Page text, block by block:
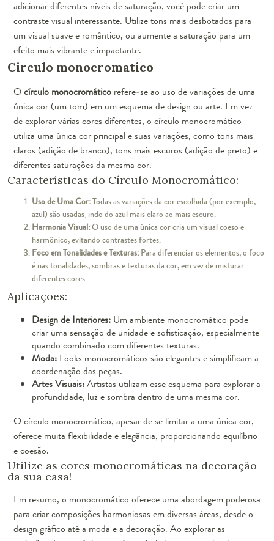
adicionar diferentes níveis de saturação, você pode criar um
contraste visual interessante. Utilize tons mais desbotados para
um visual suave e romântico, ou aumente a saturação para um
efeito mais vibrante e impactante.
Circulo monocromatico
Ocírculo monocromático refere-se ao uso de variações de uma
única cor (um tom) em um esquema de design ou arte. Em vez
de explorar várias cores diferentes, o círculo monocromático
utiliza uma única cor principal e suas variações, como tons mais
claros (adição de branco), tons mais escuros (adição de preto) e
diferentes saturações da mesma cor.
Características do Círculo Monocromático:
Uso de Uma Cor:Todas as variações da cor escolhida (por exemplo,
azul) são usadas, indo do azul mais claro ao mais escuro.
Harmonia Visual:O uso de uma única cor cria um visual coeso e
harmônico, evitando contrastes fortes.
Foco em Tonalidades e Texturas: Para diferenciar os elementos, o foco
é nas tonalidades, sombras e texturas da cor, em vez de misturar
diferentes cores.
Aplicações:
Design de Interiores: Um ambiente monocromático pode
criar uma sensação de unidade e sofisticação, especialmente
quando combinado com diferentes texturas.
Moda: Looks monocromáticos são elegantes e simplificam a
coordenação das peças.
Artes Visuais:Artistas utilizam esse esquema para explorar a
profundidade, luz e sombra dentro de uma mesma cor.
O círculo monocromático, apesar de se limitar a uma única cor,
oferece muita flexibilidade e elegância, proporcionando equilíbrio
e coesão.
Utilize as cores monocromáticas na decoração
da sua casa!
Em resumo, o monocromático oferece uma abordagem poderosa
para criar composições harmoniosas em diversas áreas, desde o
design gráfico até a moda e a decoração. Ao explorar as